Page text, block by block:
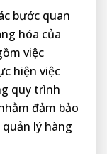
bước quan
hóa của
việc
hiện việc
quy trình
đảm bảo
lý hàng